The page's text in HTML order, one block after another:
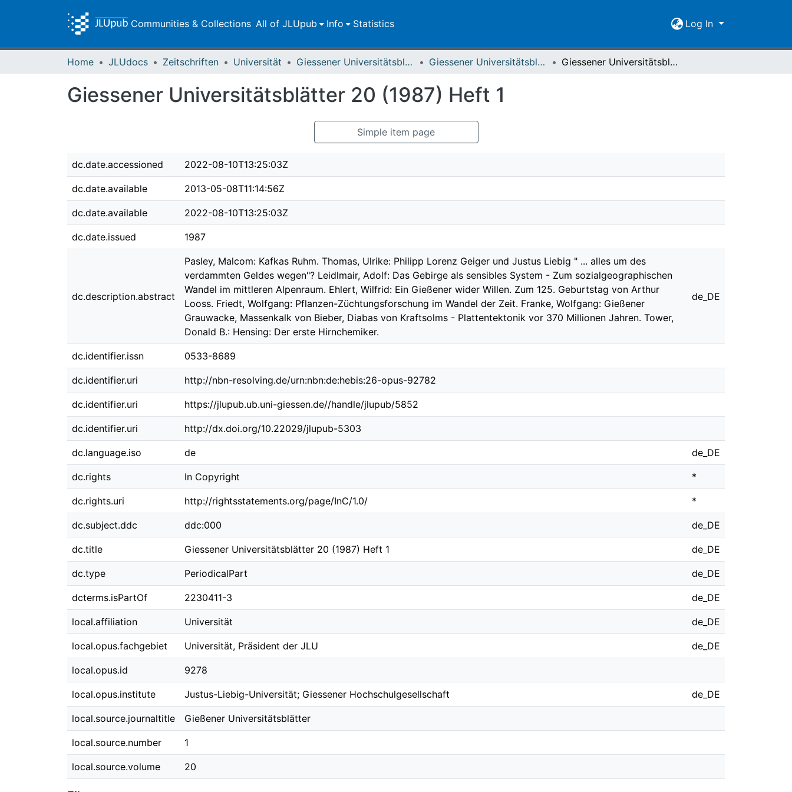
Communities & Collections All of JLUpub Info Statistics Log In
Home JLUdocs Zeitschriften Universität Giessener Universitätsblätter Giessener Universitätsblätter 20 (1987) Heft 1 Giessener Universitätsblätter 20 (1987) Heft 1
Giessener Universitätsblätter 20 (1987) Heft 1
Simple item page
dc.date.accessioned 2022-08-10T13:25:03Z
dc.date.available 2013-05-08T11:14:56Z
dc.date.available 2022-08-10T13:25:03Z
dc.date.issued 1987
dc.description.abstract
Pasley, Malcom: Kafkas Ruhm. Thomas, Ulrike: Philipp Lorenz Geiger und Justus Liebig " ... alles um des
verdammten Geldes wegen"? Leidlmair, Adolf: Das Gebirge als sensibles System - Zum sozialgeographischen
Wandel im mittleren Alpenraum. Ehlert, Wilfrid: Ein Gießener wider Willen. Zum 125. Geburtstag von Arthur
Looss. Friedt, Wolfgang: Pflanzen-Züchtungsforschung im Wandel der Zeit. Franke, Wolfgang: Gießener
Grauwacke, Massenkalk von Bieber, Diabas von Kraftsolms - Plattentektonik vor 370 Millionen Jahren. Tower,
Donald B.: Hensing: Der erste Hirnchemiker.
de_DE
dc.identifier.issn 0533-8689
dc.identifier.uri http://nbn-resolving.de/urn:nbn:de:hebis:26-opus-92782
dc.identifier.uri https://jlupub.ub.uni-giessen.de//handle/jlupub/5852
dc.identifier.uri http://dx.doi.org/10.22029/jlupub-5303
dc.language.iso de de_DE
dc.rights In Copyright *
dc.rights.uri http://rightsstatements.org/page/InC/1.0/ *
dc.subject.ddc ddc:000 de_DE
dc.title Giessener Universitätsblätter 20 (1987) Heft 1 de_DE
dc.type PeriodicalPart de_DE
dcterms.isPartOf 2230411-3 de_DE
local.affiliation Universität de_DE
local.opus.fachgebiet Universität, Präsident der JLU de_DE
local.opus.id 9278
local.opus.institute Justus-Liebig-Universität; Giessener Hochschulgesellschaft de_DE
local.source.journaltitle Gießener Universitätsblätter
local.source.number 1
local.source.volume 20